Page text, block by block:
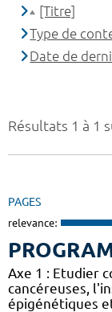
Résultats 1 à 1
PAGES
relevance:
Axe 1 : Etudier
cancéreuses,
épigénétiques
[Titre]
Type de
Date de